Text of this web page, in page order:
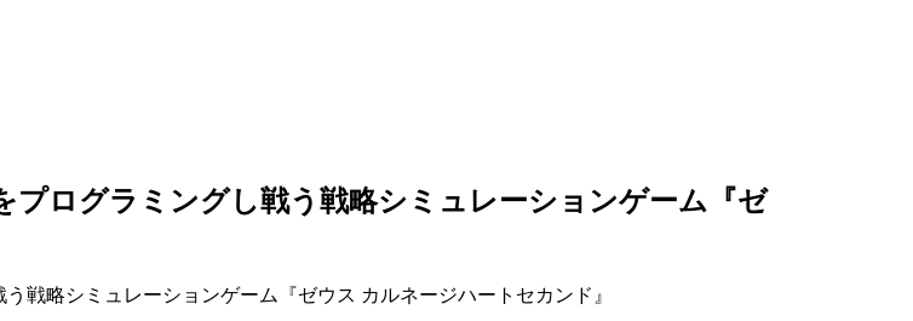
プログラミングし戦う戦略シミュレーションゲーム『ゼ